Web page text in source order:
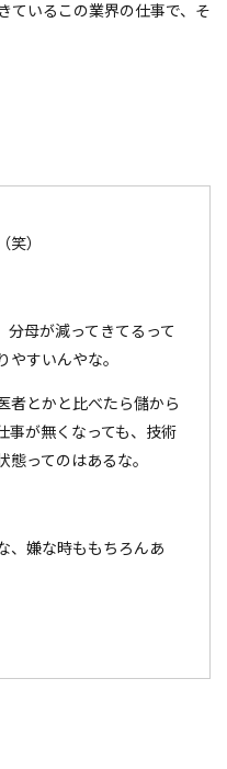
ているこの業界の仕事で、そ
笑）
分母が減ってきてるって
やすいんやな。
者とかと比べたら儲から
事が無くなっても、技術
態ってのはあるな。
、嫌な時ももちろんあ